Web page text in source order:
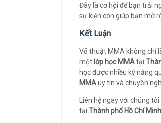
Đây là cơ hội để bạn trải
sự kiện còn giúp bạn mở
Kết Luận
Võ thuật MMA không chỉ
một lớp học MMAtại
học được nhiều kỹ năng
MMAuy tín và chuyên
Liên hệ ngay với chúng
tại Thành phố Hồ Chí Minh